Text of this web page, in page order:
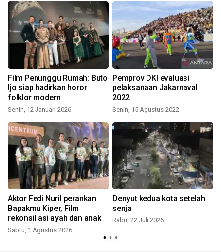
Film Penunggu Rumah: Buto
Ijo siap hadirkan horor
folklor modern
Senin, 12 Januari 2026
Pemprov DKI evaluasi
pelaksanaan Jakarnaval
2022
Senin, 15 Agustus 2022
Aktor Fedi Nuril perankan
Bapakmu Kiper, Film
rekonsiliasi ayah dan anak
Sabtu, 1 Agustus 2026
Denyut kedua kota setelah
senja
Rabu, 22 Juli 2026